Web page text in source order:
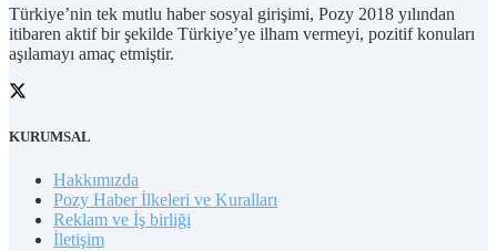
Türkiye’nin tek mutlu haber sosyal girişimi, Pozy 2018 yılından
itibaren aktif bir şekilde Türkiye’ye ilham vermeyi, pozitif konuları
aşılamayı amaç etmiştir.
KURUMSAL
Hakkımızda
Pozy Haber İlkeleri ve Kuralları
Reklam ve İş birliği
İletişim